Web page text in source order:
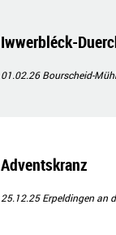
Iwwerbléck-
01.02.26Bourscheid-
Adventskranz
25.12.25Erpeldingen an